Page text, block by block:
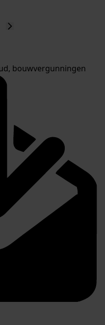
bouwvergunningen